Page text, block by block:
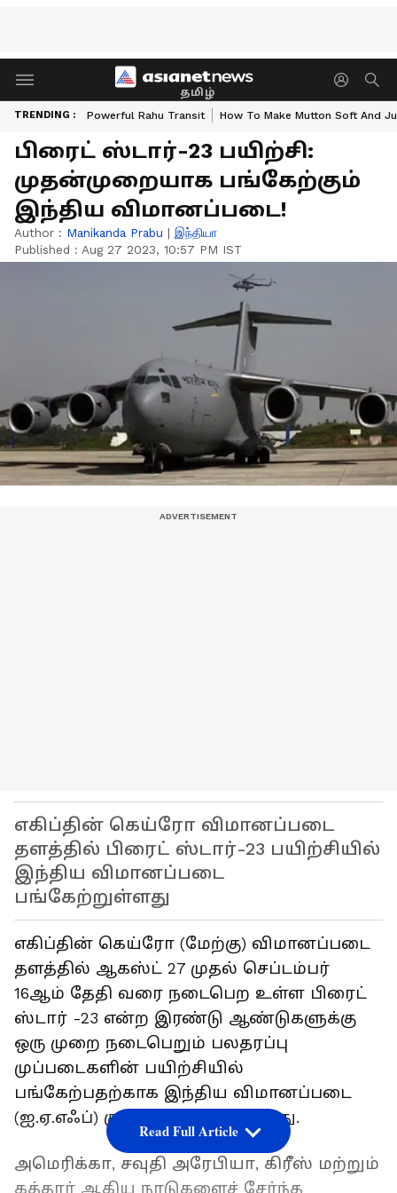
தமிழ்
TRENDING : Powerful Rahu Transit How To Make Mutton Soft And
பிரைட் ஸ்டார்-23 பயிற்சி:
முதன்முறையாக பங்கேற்கும்
இந்திய விமானப்படை!
Author : Manikanda Prabu | இந்தியா
Published : Aug 27 2023, 10:57 PM IST
எகிப்தின் கெய்ரோ விமானப்படை
தளத்தில் பிரைட் ஸ்டார்-23 பயிற்சியில்
இந்திய விமானப்படை
பங்கேற்றுள்ளது
எகிப்தின் கெய்ரோ (மேற்கு) விமானப்படை
தளத்தில் ஆகஸ்ட் 27 முதல் செப்டம்பர்
16ஆம் தேதி வரை நடைபெற உள்ள பிரைட்
ஸ்டார் -23 என்ற இரண்டு ஆண்டுகளுக்கு
ஒரு முறை நடைபெறும் பலதரப்பு
முப்படைகளின் பயிற்சியில்
பங்கேற்பதற்காக இந்திய விமானப்படை
(ஐ.ஏ.எஃப்) குழு இன்று புறப்பட்டது.
அமெரிக்கா, சவுதி அரேபியா, கிரீஸ் மற்றும்
கத்தார் ஆகிய நாடுகளைச் சேர்ந்த
Read Full Article